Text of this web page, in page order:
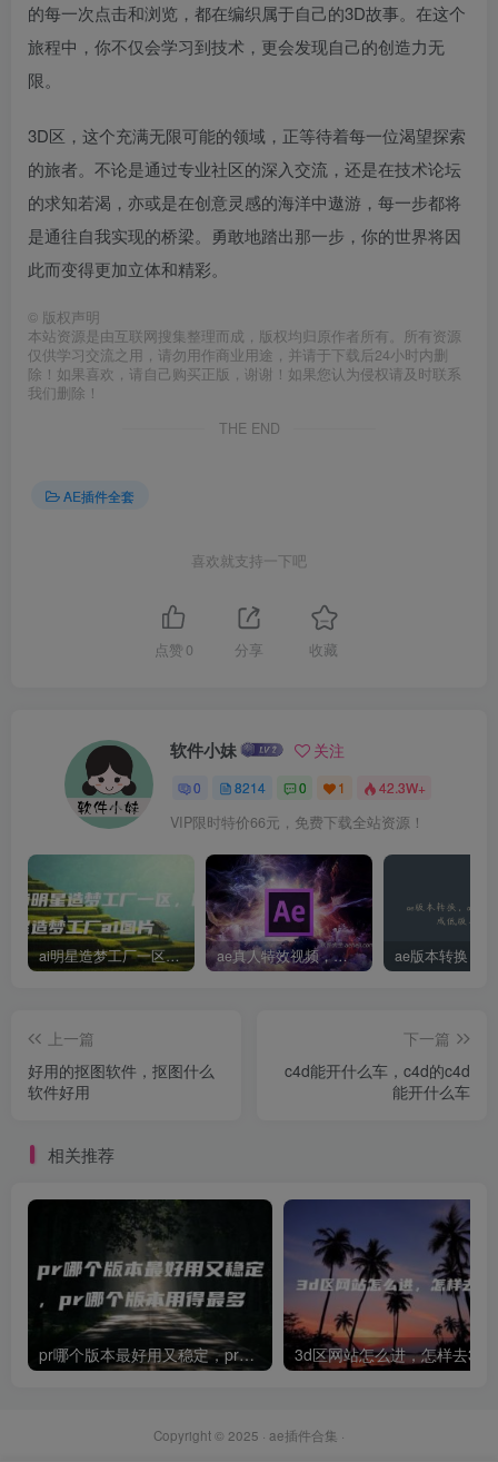
的每一次点击和浏览，都在编织属于自己的3D故事。在这个
旅程中，你不仅会学习到技术，更会发现自己的创造力无
限。
3D区，这个充满无限可能的领域，正等待着每一位渴望探索
的旅者。不论是通过专业社区的深入交流，还是在技术论坛
的求知若渴，亦或是在创意灵感的海洋中遨游，每一步都将
是通往自我实现的桥梁。勇敢地踏出那一步，你的世界将因
此而变得更加立体和精彩。
© 版权声明
本站资源是由互联网搜集整理而成，版权均归原作者所有。所有资源
仅供学习交流之用，请勿用作商业用途，并请于下载后24小时内删
除！如果喜欢，请自己购买正版，谢谢！如果您认为侵权请及时联系
我们删除！
THE END
AE插件全套
喜欢就支持一下吧
点赞 0 分享 收藏
软件小妹 关注
0 8214 0 1 42.3W+
VIP限时特价66元，免费下载全站资源！
ai明星造梦工厂一区，明星造梦工厂ai图片 ae真人特效视频，大学生第一次做ppt怎么做
上一篇
好用的抠图软件，抠图什么
软件好用
下一篇
c4d能开什么车，c4d的c4d
能开什么车
相关推荐
pr哪个版本最好用又稳定，pr哪个版本用得最多 3d区网站怎么进，怎样去3d
Copyright © 2025 · ae插件合集 ·